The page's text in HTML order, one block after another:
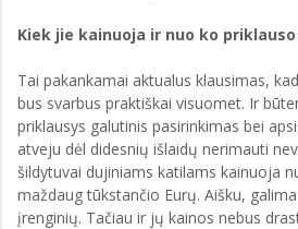
Kiek jie kainuoja ir nuo ko
Tai pakankamai aktualus klausimas,
bus svarbus praktiškai visuomet. Ir
priklausys galutinis pasirinkimas bei
atveju dėl didesnių išlaidų nerimauti
šildytuvai dujiniams katilams kainuoja
maždaug tūkstančio Eurų. Aišku,
įrenginių. Tačiau ir jų kainos nebus